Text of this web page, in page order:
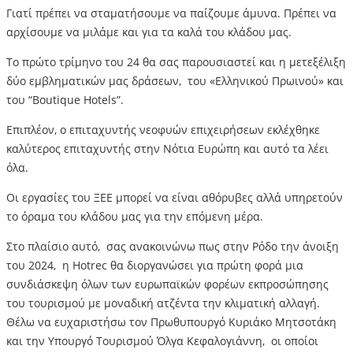
Γιατί πρέπει να σταματήσουμε να παίζουμε άμυνα. Πρέπει να
αρχίσουμε να μιλάμε και για τα καλά του κλάδου μας.
Το πρώτο τρίμηνο του 24 θα σας παρουσιαστεί και η μετεξέλιξη
δύο εμβληματικών μας δράσεων, του «Ελληνικού Πρωινού» και
του “Boutique Hotels”.
Επιπλέον, ο επιταχυντής νεοφυών επιχειρήσεων εκλέχθηκε
καλύτερος επιταχυντής στην Νότια Ευρώπη και αυτό τα λέει
όλα.
Οι εργασίες του ΞΕΕ μπορεί να είναι αθόρυβες αλλά υπηρετούν
το όραμα του κλάδου μας για την επόμενη μέρα.
Στο πλαίσιο αυτό, σας ανακοινώνω πως στην Ρόδο την άνοιξη
του 2024, η Hotrec θα διοργανώσει για πρώτη φορά μια
συνδιάσκεψη όλων των ευρωπαϊκών φορέων εκπροσώπησης
του τουρισμού με μοναδική ατζέντα την κλιματική αλλαγή.
Θέλω να ευχαριστήσω τον Πρωθυπουργό Κυριάκο Μητσοτάκη
και την Υπουργό Τουρισμού Όλγα Κεφαλογιάννη, οι οποίοι